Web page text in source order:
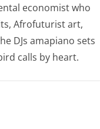
economist who
Afrofuturist art,
DJs amapiano sets
calls by heart.